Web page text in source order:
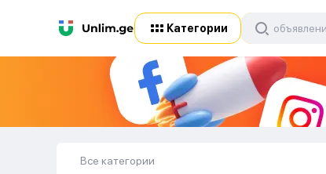
Категории
Все категории